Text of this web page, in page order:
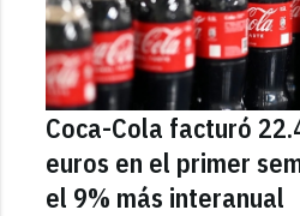
Coca-Cola facturó
euros en el primer
el 9% más interanual